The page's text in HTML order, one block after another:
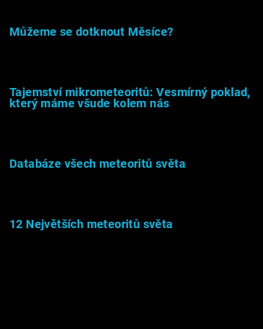
Můžeme se dotknout Měsíce?
Tajemství mikrometeoritů: Vesmírný poklad,
který máme všude kolem nás
Databáze všech meteoritů světa
12 Největších meteoritů světa